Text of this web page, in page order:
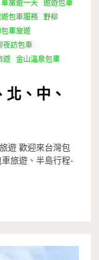
車旅遊一天
遨遊包車
遊包車服務
野柳
車旅遊
夜訪包車
遊
金山溫泉包車
、中、
遊 歡迎來台灣包
旅遊、半島行程-